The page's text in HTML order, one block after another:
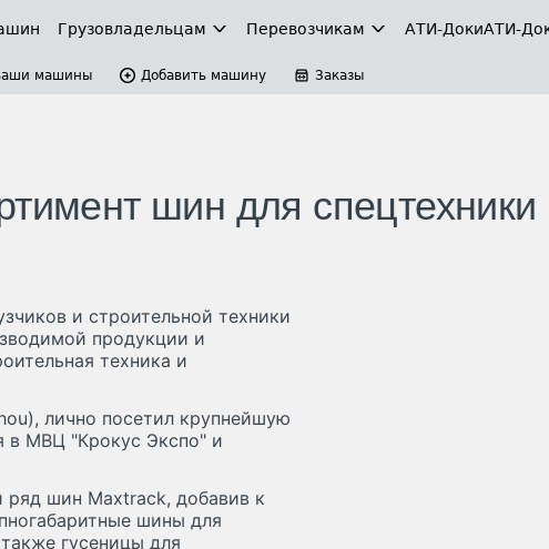
Грузовладельцам Перевозчикам АТИ-ДокиАТИ-
машины Добавить машину Заказы
шин для спецтехники
и строительной техники
продукции и
техника и
лично посетил крупнейшую
в МВЦ "Крокус Экспо" и
шин Maxtrack, добавив к
шины для
гусеницы для